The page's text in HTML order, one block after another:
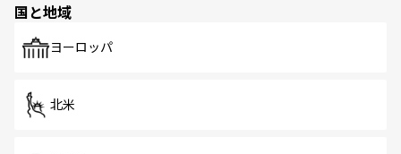
で、ホーカーズは地元の風情を楽しめる外せないスポット
国と地域
ヨーロッパ
北米